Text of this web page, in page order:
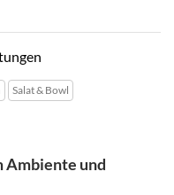
Salat & Bowl
Ambiente und